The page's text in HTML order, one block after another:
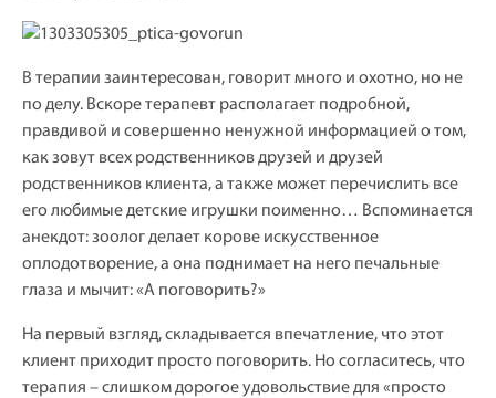
В терапии заинтересован, говорит много и охотно, но не
по делу. Вскоре терапевт располагает подробной,
правдивой и совершенно ненужной информацией о том,
как зовут всех родственников друзей и друзей
родственников клиента, а также может перечислить все
его любимые детские игрушки поименно… Вспоминается
анекдот: зоолог делает корове искусственное
оплодотворение, а она поднимает на него печальные
глаза и мычит: «А поговорить?»
На первый взгляд, складывается впечатление, что этот
клиент приходит просто поговорить. Но согласитесь, что
терапия – слишком дорогое удовольствие для «просто